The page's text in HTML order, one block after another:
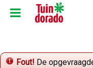
r
Fout! De